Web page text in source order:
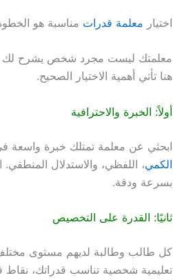
اختيار معلمة قدرات مناسبة هو
معلمتك ليست مجرد شخص يشرح لك
هنا تأتي أهمية الاختيار الصحيح.
أولاً: الخبرة والاحترافية
ابحثي عن معلمة تمتلك خبرة واسعة
الكمي، اللفظي، والاستدلال
بسرعة ودقة.
ثانيًا: القدرة على التخصيص
كل طالب وطالبة لديهم مستوى
تعليمية شخصية تناسب قدراتك،